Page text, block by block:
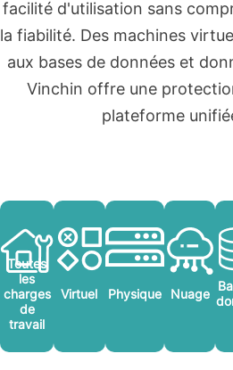
facilité d'utilisation sans
la fiabilité. Des machines
aux bases de données et
Vinchin offre une
plateforme
Toutes
les
charges
de
travail
Virtuel Physique Nuage